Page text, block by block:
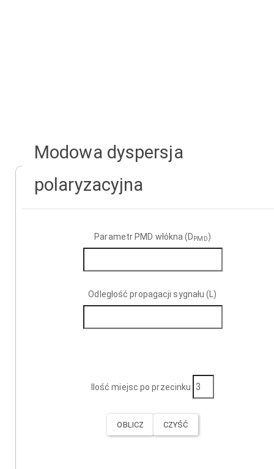
Modowa dyspersja
polaryzacyjna
Parametr PMD włókna (D PMD)
Odległość propagacji sygnału (L)
Ilość miejsc po przecinku